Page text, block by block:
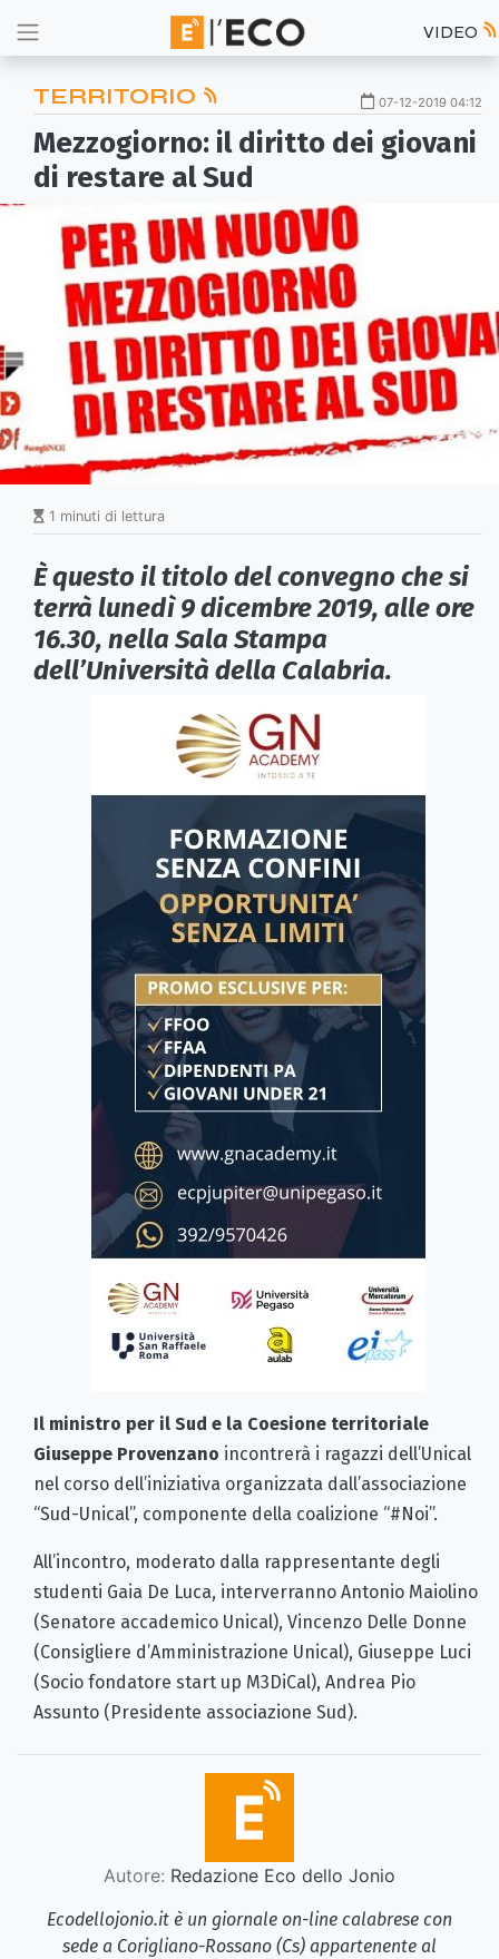
VIDEO
TERRITORIO 07-12-2019 04:12
Mezzogiorno: il diritto dei giovani
di restare al Sud
1 minuti di lettura
È questo il titolo del convegno che si
terrà lunedì 9 dicembre 2019, alle ore
16.30, nella Sala Stampa
dell’Università della Calabria.
Il ministro per il Sud e la Coesione territoriale
Giuseppe Provenzano incontrerà i ragazzi dell’Unical
nel corso dell’iniziativa organizzata dall’associazione
“Sud-Unical”, componente della coalizione “#Noi”.
All’incontro, moderato dalla rappresentante degli
studenti Gaia De Luca, interverranno Antonio Maiolino
(Senatore accademico Unical), Vincenzo Delle Donne
(Consigliere d’Amministrazione Unical), Giuseppe Luci
(Socio fondatore start up M3DiCal), Andrea Pio
Assunto (Presidente associazione Sud).
Autore: Redazione Eco dello Jonio
Ecodellojonio.it è un giornale on-line calabrese con
sede a Corigliano-Rossano (Cs) appartenente al